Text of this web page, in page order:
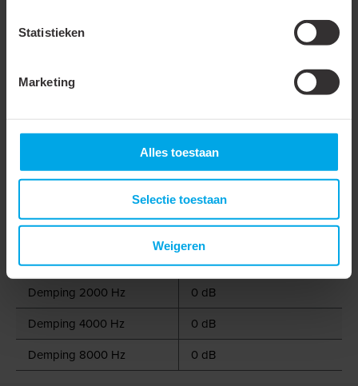
Statistieken
Marketing
Alles toestaan
Selectie toestaan
Weigeren
(continu)
Demping 63 Hz
0 dB
Demping 125 Hz
0 dB
0 dB
Demping 500 Hz
0 dB
Demping 1000 Hz
0 dB
Demping 2000 Hz
0 dB
Demping 4000 Hz
0 dB
Demping 8000 Hz
0 dB